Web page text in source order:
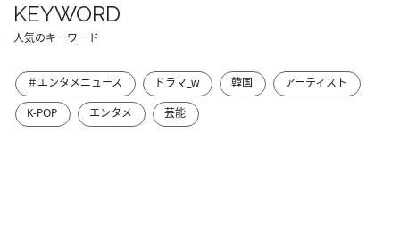
KEYWORD
人気のキーワード
＃エンタメニュース ドラマ_w 韓国
アーティスト
K-POP
エンタメ 芸能